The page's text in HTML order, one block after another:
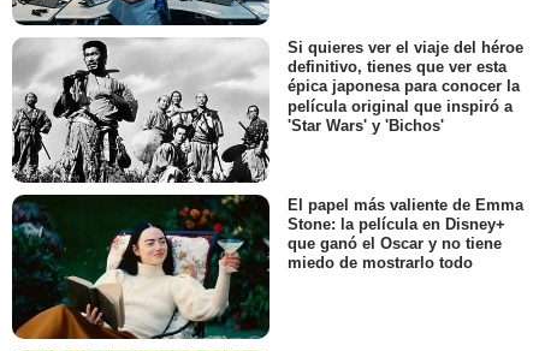
Si quieres ver el viaje del héroe
definitivo, tienes que ver esta
épica japonesa para conocer la
película original que inspiró a
'Star Wars' y 'Bichos'
El papel más valiente de Emma
Stone: la película en Disney+
que ganó el Oscar y no tiene
miedo de mostrarlo todo